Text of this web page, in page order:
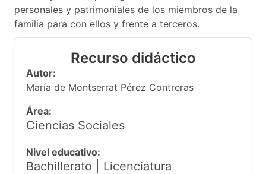
personales y patrimoniales de los miembros de la
familia para con ellos y frente a terceros.
Recurso didáctico
Autor:
María de Montserrat Pérez Contreras
Área:
Ciencias Sociales
Nivel educativo:
Bachillerato | Licenciatura